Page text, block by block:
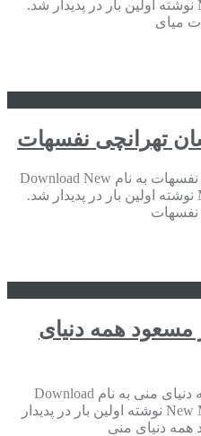
Music Called On Iran Javan Music نوشته اولین بار در پدیدار شد.
میای
تهرانچی نفسهات
موزیک جدید جديد احسان تهرانچی نفسهات به نام Download New
Music Called On Iran Javan Music نوشته اولین بار در پدیدار شد.
نفسهات
مسعود همه دنیای
موزیک جدید جديد امیر مسعود همه دنیای منی به نام Download
New Music Called On Iran Javan Music نوشته اولین بار در پدیدار
همه دنیای منی